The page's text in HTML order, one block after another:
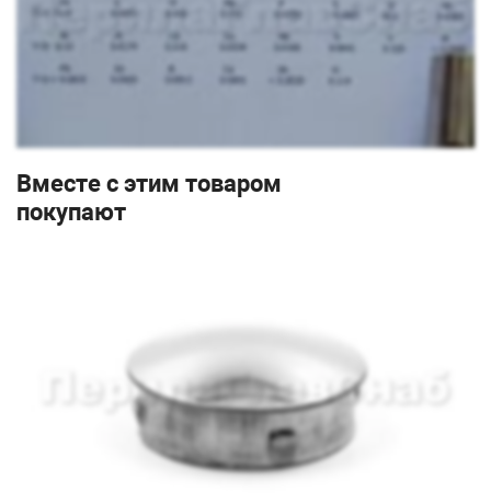
Вместе с этим товаром
покупают